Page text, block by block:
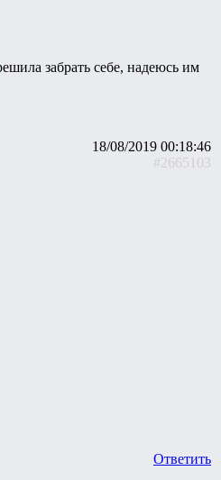
забрать себе, надеюсь им
18/08/2019 00:18:46
#2665103
Ответить